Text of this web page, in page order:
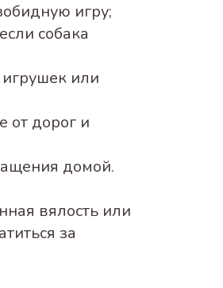
игру;
собака
или
от дорог и
домой.
вялость или
за